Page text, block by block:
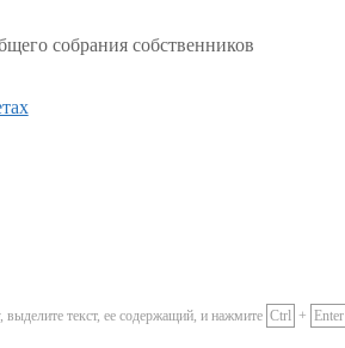
собрания собственников
текст, ее содержащий, и нажмите Ctrl + Enter